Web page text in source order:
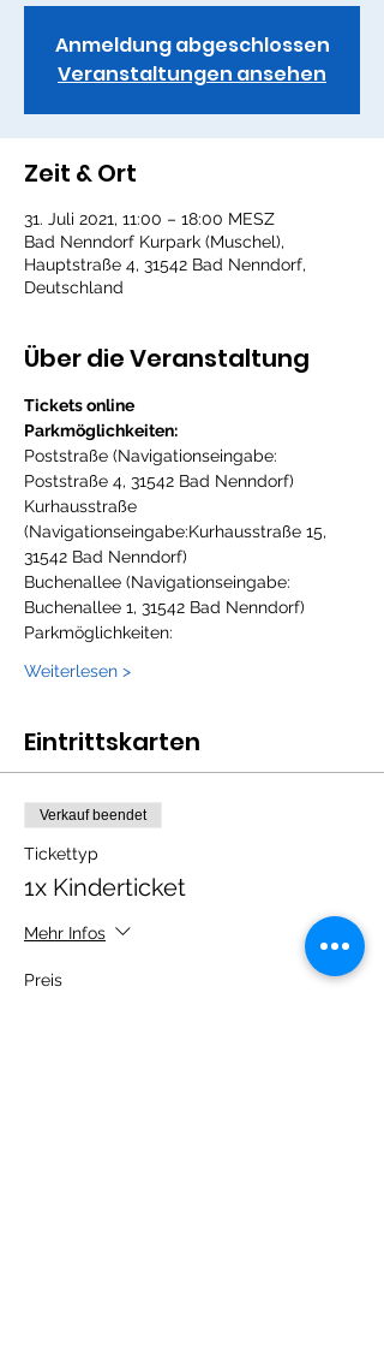
Anmeldung abgeschlossen
Veranstaltungen ansehen
Zeit & Ort
31. Juli 2021, 11:00 – 18:00 MESZ
Bad Nenndorf Kurpark (Muschel),
Hauptstraße 4, 31542 Bad Nenndorf,
Deutschland
Über die Veranstaltung
Tickets online
Parkmöglichkeiten:
Poststraße (Navigationseingabe:
Poststraße 4, 31542 Bad Nenndorf)
Kurhausstraße
(Navigationseingabe:Kurhausstraße 15,
31542 Bad Nenndorf)
Buchenallee (Navigationseingabe:
Buchenallee 1, 31542 Bad Nenndorf)
Parkmöglichkeiten:
Weiterlesen >
Eintrittskarten
Verkauf beendet
Tickettyp
1x Kinderticket
Mehr Infos
Preis